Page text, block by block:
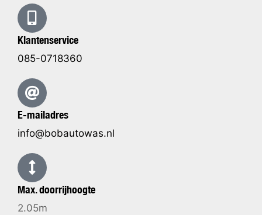
Klantenservice
085-0718360
E-mailadres
info@bobautowas.nl
Max. doorrijhoogte
2.05m